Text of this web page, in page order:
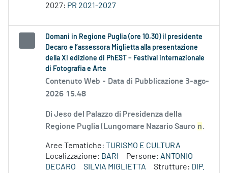
2027: PR 2021-2027
Domani in Regione Puglia (ore 10.30) il presidente
Decaro e l’assessora Miglietta alla presentazione
della XI edizione di PhEST – Festival internazionale
di Fotografia e Arte
Contenuto Web - Data di Pubblicazione 3-ago-
2026 15.48
Di Jeso del Palazzo di Presidenza della
Regione Puglia (Lungomare Nazario Sauro n.
Aree Tematiche: TURISMO E CULTURA
Localizzazione: BARI Persone: ANTONIO
DECARO
SILVIA MIGLIETTA Strutture: DIP.